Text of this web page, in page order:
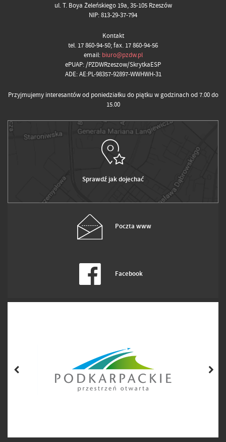
ul. T. Boya Żeleńskiego 19a, 35-105 Rzeszów
NIP: 813-29-37-794
Kontakt
tel. 17 860-94-50; fax. 17 860-94-56
email: biuro@pzdw.pl
ePUAP: /PZDWRzeszow/SkrytkaESP
ADE: AE:PL-98357-92897-WWHWH-31
Przyjmujemy interesantów od poniedziałku do piątku w godzinach od 7.00 do
15.00
Sprawdź jak dojechać
Poczta www
Facebook